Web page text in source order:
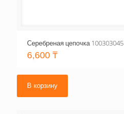
Серебреная цепочка 100303045
6,600 ₸
В корзину